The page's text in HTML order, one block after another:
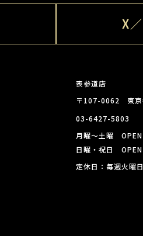
X
表参道店
〒107-0062 東京
03-6427-5803
月曜～土曜
日曜・祝日
定休日：毎週火曜